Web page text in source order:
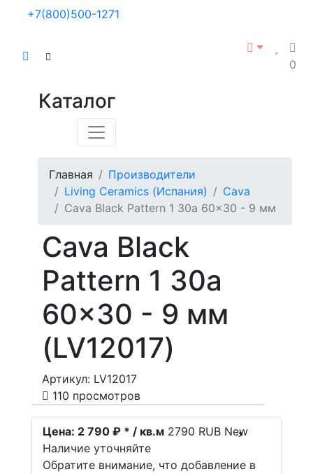
+7(800)500-1271
0
Каталог
Главная
Производители
Living Ceramics (Испания)
Cava
Cava Black Pattern 1 30a 60x30 - 9 мм
Cava Black
Pattern 1 30a
60x30 - 9 мм
(LV12017)
Артикул: LV12017
110 просмотров
Цена: 2 790 ₽ * / кв.м 2790 RUB New
Наличие уточняйте
Обратите внимание, что добавление в